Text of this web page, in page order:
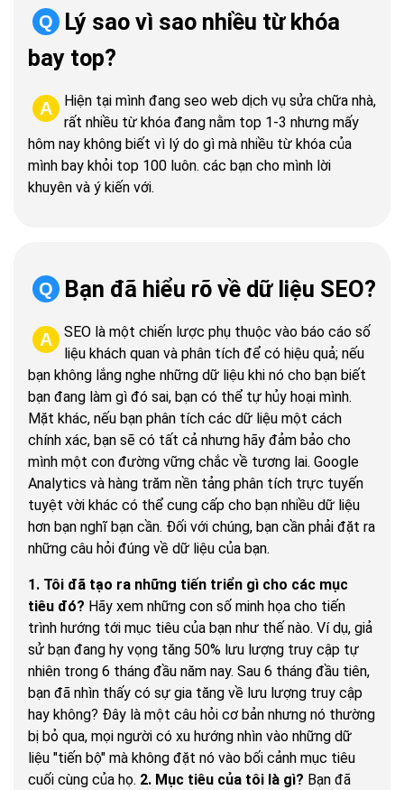
Q
Lý sao vì sao nhiều từ khóa
bay top?
A
Hiện tại mình đang seo web dịch vụ sửa chữa nhà,
rất nhiều từ khóa đang nằm top 1-3 nhưng mấy
hôm nay không biết vì lý do gì mà nhiều từ khóa của
mình bay khỏi top 100 luôn. các bạn cho mình lời
khuyên và ý kiến với.
Q Bạn đã hiểu rõ về dữ liệu SEO?
A
SEO là một chiến lược phụ thuộc vào báo cáo số
liệu khách quan và phân tích để có hiệu quả; nếu
bạn không lắng nghe những dữ liệu khi nó cho bạn biết
bạn đang làm gì đó sai, bạn có thể tự hủy hoại mình.
Mặt khác, nếu bạn phân tích các dữ liệu một cách
chính xác, bạn sẽ có tất cả nhưng hãy đảm bảo cho
mình một con đường vững chắc về tương lai. Google
Analytics và hàng trăm nền tảng phân tích trực tuyến
tuyệt vời khác có thể cung cấp cho bạn nhiều dữ liệu
hơn bạn nghĩ bạn cần. Đối với chúng, bạn cần phải đặt ra
những câu hỏi đúng về dữ liệu của bạn.
1. Tôi đã tạo ra những tiến triển gì cho các mục
tiêu đó? Hãy xem những con số minh họa cho tiến
trình hướng tới mục tiêu của bạn như thế nào. Ví dụ, giả
sử bạn đang hy vọng tăng 50% lưu lượng truy cập tự
nhiên trong 6 tháng đầu năm nay. Sau 6 tháng đầu tiên,
bạn đã nhìn thấy có sự gia tăng về lưu lượng truy cập
hay không? Đây là một câu hỏi cơ bản nhưng nó thường
bị bỏ qua, mọi người có xu hướng nhìn vào những dữ
liệu "tiến bộ" mà không đặt nó vào bối cảnh mục tiêu
cuối cùng của họ. 2. Mục tiêu của tôi là gì? Bạn đã